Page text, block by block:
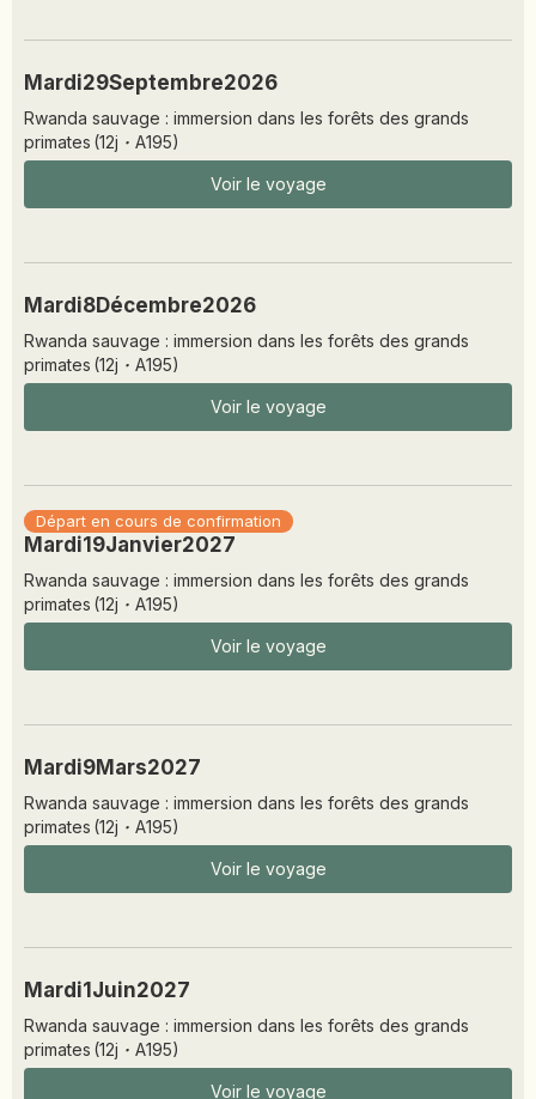
SOCOTRA (YÉMEN)
SRI LANKA
TADJIKISTAN
TANZANIE
TURKMÉNISTAN
ZANZIBAR
Mardi29Septembre2026
Rwanda sauvage : immersion dans les forêts des grands
primates (12j · A195)
Voir le voyage
Mardi8Décembre2026
Rwanda sauvage : immersion dans les forêts des grands
primates (12j · A195)
Voir le voyage
Départ en cours de confirmation
Mardi19Janvier2027
Rwanda sauvage : immersion dans les forêts des grands
primates (12j · A195)
Voir le voyage
Mardi9Mars2027
Rwanda sauvage : immersion dans les forêts des grands
primates (12j · A195)
Voir le voyage
Mardi1 Juin2027
Rwanda sauvage : immersion dans les forêts des grands
primates (12j · A195)
Voir le voyage